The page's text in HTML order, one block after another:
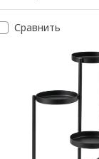
Сравнить